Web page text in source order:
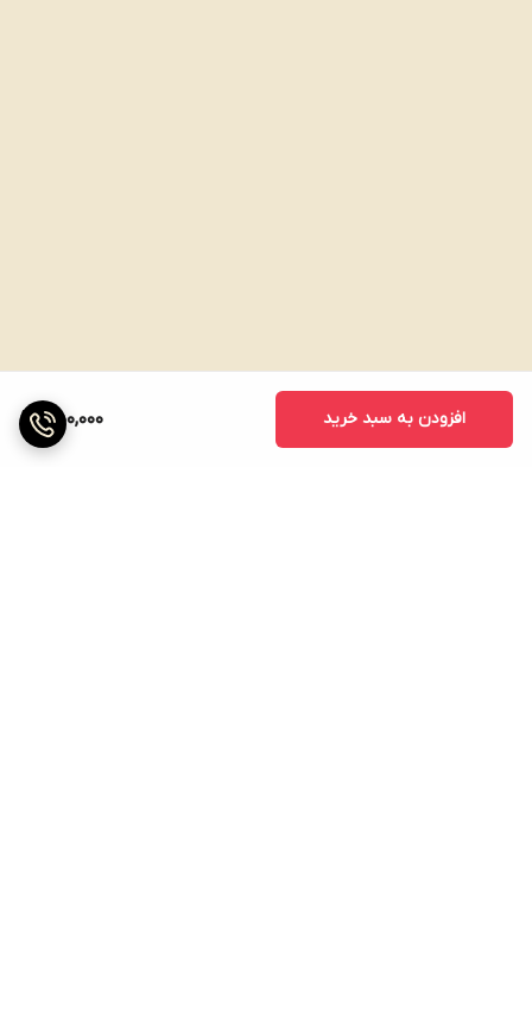
550,000 افزودن به سبد خرید